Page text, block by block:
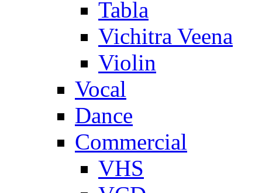
Tabla
Vichitra Veena
Violin
Vocal
Dance
Commercial
VHS